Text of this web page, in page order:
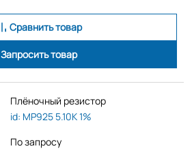
Сравнить товар
Запросить товар
Плёночный резистор
id: MP925 5.10K 1%
По запросу